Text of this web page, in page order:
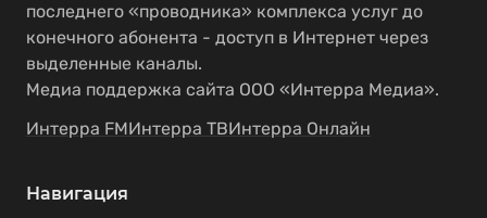
последнего «проводника» комплекса услуг до
конечного абонента - доступ в Интернет через
выделенные каналы.
Медиа поддержка сайта ООО «Интерра Медиа».
Интерра FMИнтерра ТВИнтерра Онлайн
Навигация